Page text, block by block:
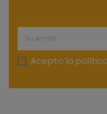
Acepto la